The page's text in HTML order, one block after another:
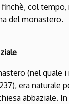
col
del monastero.
(nel quale i
era naturale
abbaziale.